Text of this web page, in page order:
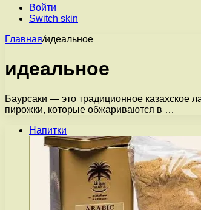
Войти
Switch skin
Главная/идеальное
идеальное
Баурсаки — это традиционное казахское
пирожки, которые обжариваются в …
Напитки